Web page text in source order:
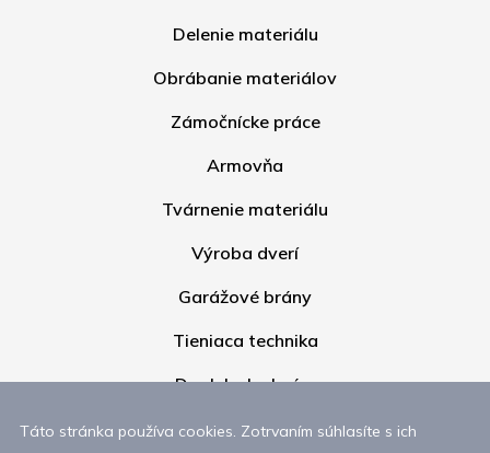
Delenie materiálu
Obrábanie materiálov
Zámočnícke práce
Armovňa
Tvárnenie materiálu
Výroba dverí
Garážové brány
Tieniaca technika
Doplnky k oknám
Galéria
Táto stránka používa cookies. Zotrvaním súhlasíte s ich